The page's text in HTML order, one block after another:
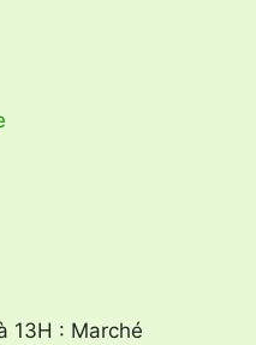
13H : Marché